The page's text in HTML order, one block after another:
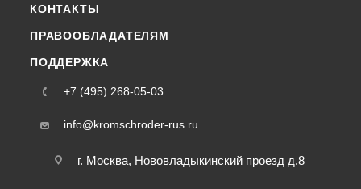
КОНТАКТЫ
ПРАВООБЛАДАТЕЛЯМ
ПОДДЕРЖКА
+7 (495) 268-05-03
info@kromschroder-rus.ru
г. Москва, Нововладыкинский проезд д.8